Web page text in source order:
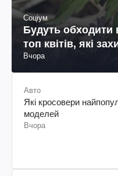
Соціум
Будуть обходити
топ квітів, які
Вчора
Авто
Які кросовери
моделей
Вчора